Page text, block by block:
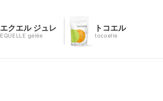
エクエル ジュレ
EQUELLE gelée
トコエル
tocoelle